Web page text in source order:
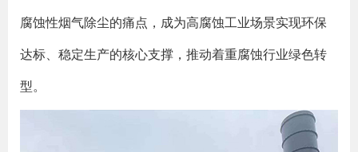
腐蚀性烟气除尘的痛点，成为高腐蚀工业场景实现环保
达标、稳定生产的核心支撑，推动着重腐蚀行业绿色转
型。